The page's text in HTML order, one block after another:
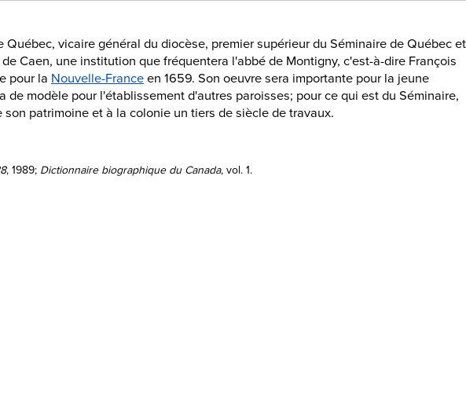
Québec, vicaire général du diocèse, premier supérieur du Séminaire de Québec et
Caen, une institution que fréquentera l'abbé de Montigny, c'est-à-dire François
pour la Nouvelle-Franceen 1659. Son oeuvre sera importante pour la jeune
modèle pour l'établissement d'autres paroisses; pour ce qui est du Séminaire,
patrimoine et à la colonie un tiers de siècle de travaux.
, 1989; Dictionnaire biographique du Canada, vol. 1.